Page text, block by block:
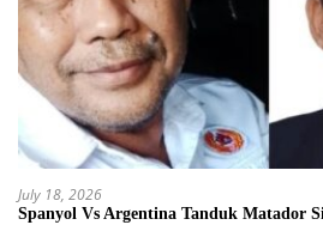
July 18, 2026
Spanyol Vs Argentina Tanduk Matador